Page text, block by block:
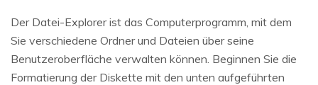
Der Datei-Explorer ist das Computerprogramm, mit dem
Sie verschiedene Ordner und Dateien über seine
Benutzeroberfläche verwalten können. Beginnen Sie die
Formatierung der Diskette mit den unten aufgeführten